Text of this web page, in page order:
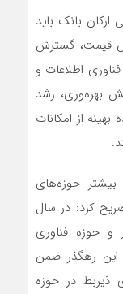
بانک باید
قیمت، گسترش
اطلاعات و
بهره‌وری، رشد
از امکانات
بیشتر حوزه‌های
کرد: در سال
حوزه فناوری
این رهگذر ضمن
ذیربط در حوزه